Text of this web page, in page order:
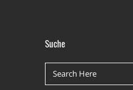
Suche